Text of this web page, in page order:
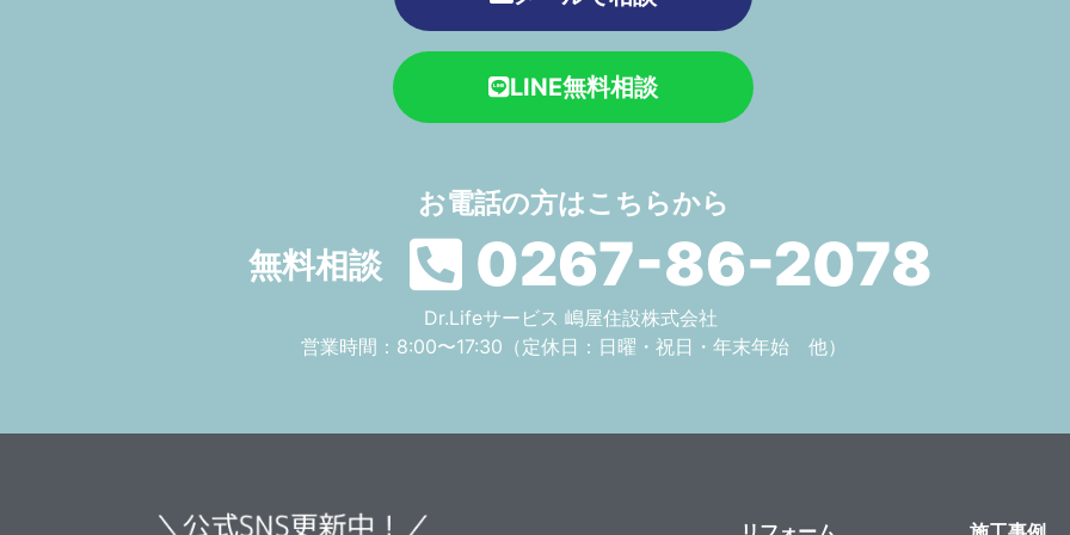
LINE無料相談
お電話の方はこちらから
無料相談 0267-86-2078
Dr.Lifeサービス 嶋屋住設株式会社
営業時間：8:00〜17:30 （定休日：日曜・祝日・年末年始 他）